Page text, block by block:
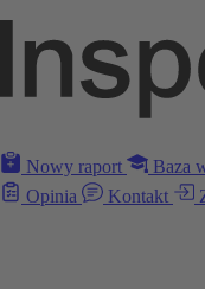
Nowy raport Baza
Opinia
Kontakt